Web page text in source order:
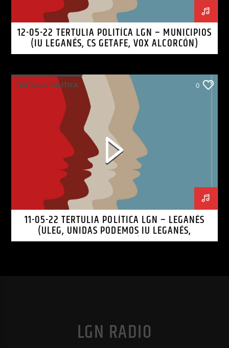
12-05-22 TERTULIA POLITÍCA LGN – MUNICIPIOS
(IU LEGANÉS, CS GETAFE, VOX ALCORCÓN)
TERTULIA POLITICA 0
11-05-22 TERTULIA POLÍTICA LGN – LEGANÉS
(ULEG, UNIDAS PODEMOS IU LEGANÉS,
LEGANEMOS)
LGN RADIO